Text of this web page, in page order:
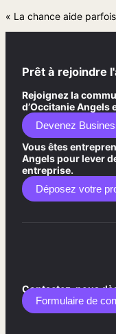
« La chance aide
Prêt à rejoindre
Rejoignez la
d’Occitanie Angels
Devenez
Vous êtes
Angels pour lever
entreprise.
Déposez votre
Contactez-nous
Formulaire de